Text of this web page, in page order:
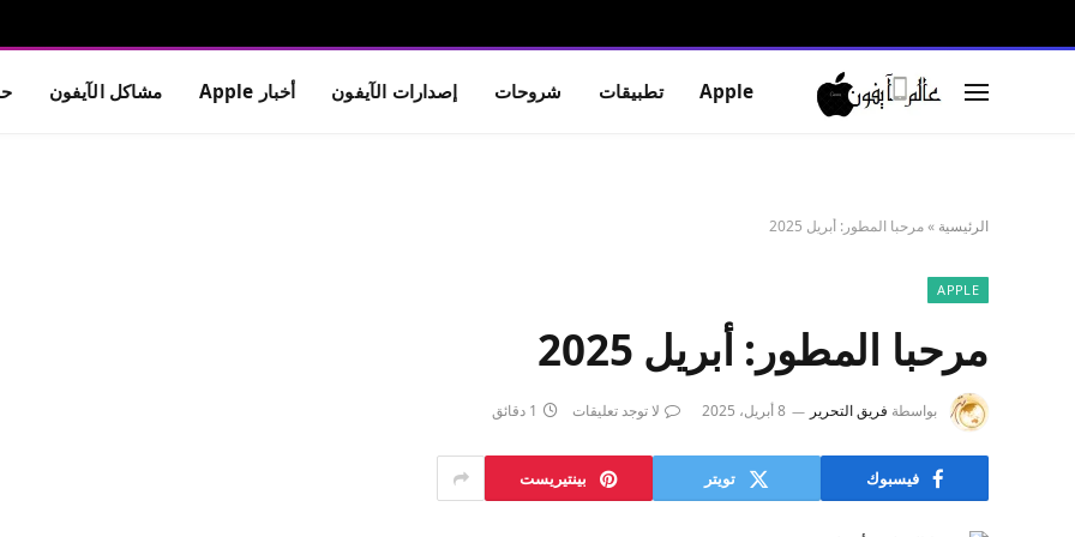
Apple تطبيقات شروحات إصدارات الآيفون أخبار Apple مشاكل الآيفون
الرئيسية »مرحبا المطور: أبريل 2025
APPLE
مرحبا المطور: أبريل 2025
بواسطة فريق التحرير 8 أبريل، 2025 لا توجد تعليقات 1 دقائق
فيسبوك تويتر بينتيريست